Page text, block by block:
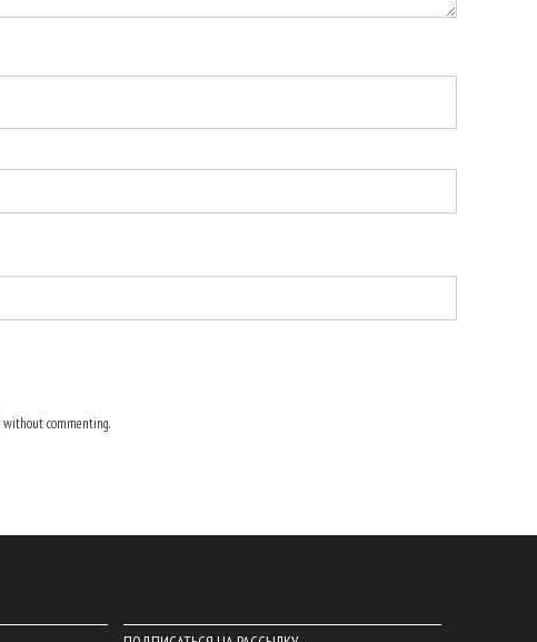
without commenting.